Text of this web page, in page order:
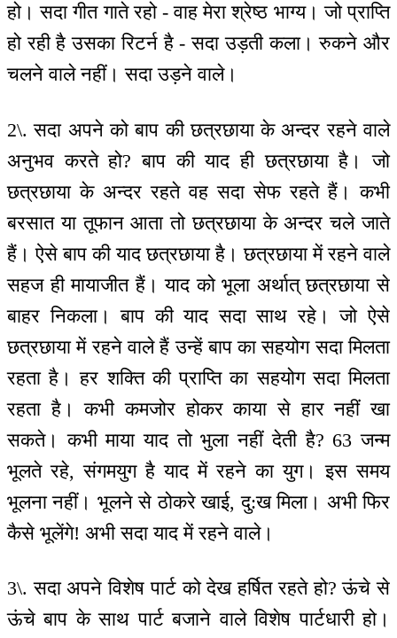
हो। सदा गीत गाते रहो - वाह मेरा श्रेष्ठ भाग्य। जो प्राप्ति
हो रही है उसका रिटर्न है - सदा उड़ती कला। रुकने और
चलने वाले नहीं। सदा उड़ने वाले।
2\. सदा अपने को बाप की छत्रछाया के अन्दर रहने वाले
अनुभव करते हो? बाप की याद ही छत्रछाया है। जो
छत्रछाया के अन्दर रहते वह सदा सेफ रहते हैं। कभी
बरसात या तूफान आता तो छत्रछाया के अन्दर चले जाते
हैं। ऐसे बाप की याद छत्रछाया है। छत्रछाया में रहने वाले
सहज ही मायाजीत हैं। याद को भूला अर्थात् छत्रछाया से
बाहर निकला। बाप की याद सदा साथ रहे। जो ऐसे
छत्रछाया में रहने वाले हैं उन्हें बाप का सहयोग सदा मिलता
रहता है। हर शक्ति की प्राप्ति का सहयोग सदा मिलता
रहता है। कभी कमजोर होकर काया से हार नहीं खा
सकते। कभी माया याद तो भुला नहीं देती है? 63 जन्म
भूलते रहे, संगमयुग है याद में रहने का युग। इस समय
भूलना नहीं। भूलने से ठोकरे खाई, दु:ख मिला। अभी फिर
कैसे भूलेंगे! अभी सदा याद में रहने वाले।
3\. सदा अपने विशेष पार्ट को देख हर्षित रहते हो? ऊंचे से
ऊंचे बाप के साथ पार्ट बजाने वाले विशेष पार्टधारी हो।